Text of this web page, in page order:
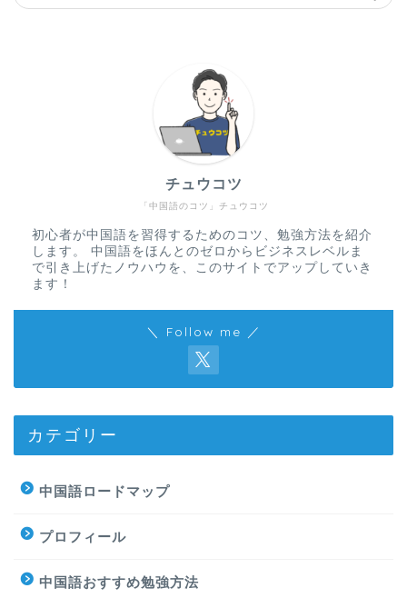
「中国語のコツ」チュウコツ
チュウコツ
初心者が中国語を習得するためのコツ、勉強方法を紹介
します。 中国語をほんとのゼロからビジネスレベルま
で引き上げたノウハウを、このサイトでアップしていき
ます！
＼ Follow me ／
カテゴリー
中国語ロードマップ
プロフィール
中国語おすすめ勉強方法